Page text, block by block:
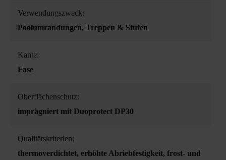
Verwendungszweck:
Poolumrandungen, Treppen & Stufen
Kante:
Fase
Oberflächenschutz:
imprägniert mit Duoprotect DP30
Qualitätskriterien:
thermoverdichtet, erhöhte Abriebfestigkeit, frost- und